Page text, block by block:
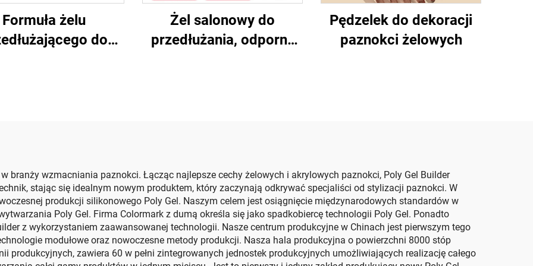
Formuła żelu
do
Żel salonowy do
przedłużania, odporny
Pędzelek do dekoracji
paznokci żelowych
branży wzmacniania paznokci. Łącząc najlepsze cechy żelowych i akrylowych paznokci, Poly Gel Builder
stając się idealnym nowym produktem, który zaczynają odkrywać specjaliści od stylizacji paznokci. W
produkcji silikonowego Poly Gel. Naszym celem jest osiągnięcie międzynarodowych standardów w
Poly Gel. Firma Colormark z dumą określa się jako spadkobiercę technologii Poly Gel. Ponadto
z wykorzystaniem zaawansowanej technologii. Nasze centrum produkcyjne w Chinach jest pierwszym tego
modułowe oraz nowoczesne metody produkcji. Nasza hala produkcyjna o powierzchni 8000 stóp
produkcyjnych, zawiera 60 w pełni zintegrowanych jednostek produkcyjnych umożliwiających realizację całego